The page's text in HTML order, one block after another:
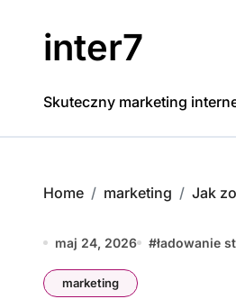
inter7
Skuteczny marketing
Home marketing Jak
maj 24, 2026 #ładowanie
marketing